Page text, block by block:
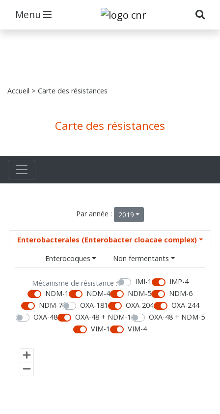
Menu
Accueil > Carte des résistances
Carte des résistances
Par année : 2019
Enterobacterales (Enterobacter cloacae complex)
Enterocoques
Non fermentants
Mécanisme de résistance : IMI-1
IMP-4
NDM-1
NDM-4 NDM-5
NDM-6
NDM-7
OXA-181 OXA-204
OXA-244
OXA-48
OXA-48 + NDM-1
OXA-48 + NDM-5
VIM-1
VIM-4